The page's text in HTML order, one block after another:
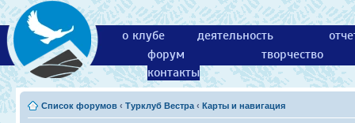
о клубе деятельность
форум
творчество
контакты
Список форумов ‹ Турклуб Вестра ‹ Карты и навигация